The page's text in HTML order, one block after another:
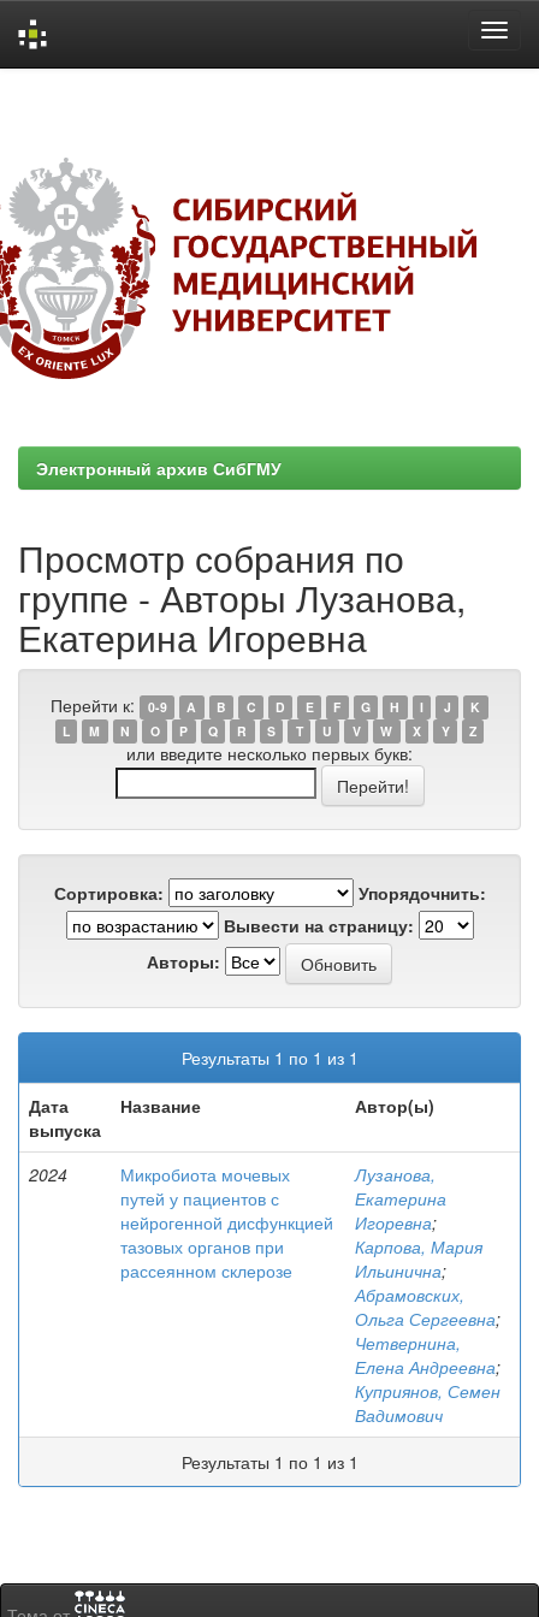
Электронный архив СибГМУ
Просмотр собрания по
группе - Авторы Лузанова,
Екатерина Игоревна
Перейти к: 0-9 A B C D E F G H I J
K
L
M N O P Q R S T U V W X Y Z
или введите несколько первых букв:
Сортировка:
Упорядочнить:
Вывести на страницу:
Авторы:
Результаты 1 по 1 из 1
Дата
выпуска
Название Автор(ы)
2024
Микробиота мочевых
путей у пациентов с
нейрогенной дисфункцией
тазовых органов при
рассеянном склерозе
Лузанова,
Екатерина
Игоревна;
Карпова, Мария
Ильинична;
Абрамовских,
Ольга Сергеевна;
Четвернина,
Елена Андреевна;
Куприянов, Семен
Вадимович
Результаты 1 по 1 из 1